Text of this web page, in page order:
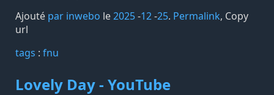
Ajouté par inwebo le2025-12-25. Permalink, Copy
url
tags️ : fnu
Lovely Day - YouTube